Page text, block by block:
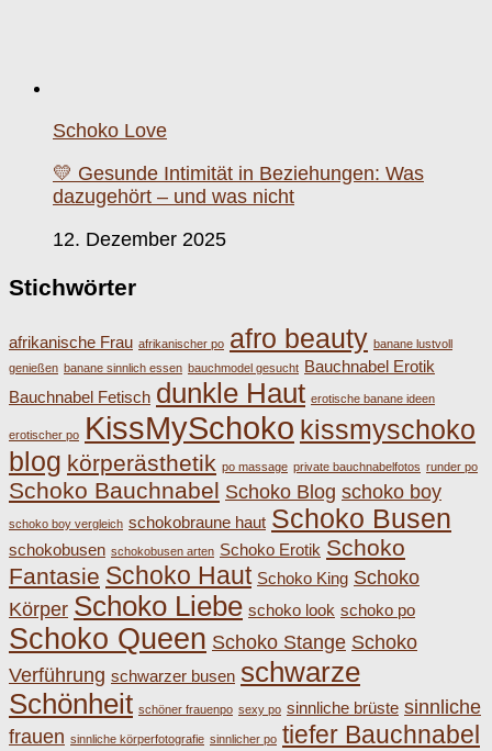
Schoko Love
💛 Gesunde Intimität in Beziehungen: Was
dazugehört – und was nicht
12. Dezember 2025
Stichwörter
afrikanische Frau afrikanischer po afro beauty banane lustvoll
genießen banane sinnlich essen bauchmodel gesucht Bauchnabel Erotik
Bauchnabel Fetisch dunkle Haut erotische banane ideen
erotischer po KissMySchoko kissmyschoko
blog körperästhetik po massage private bauchnabelfotos runder po
Schoko Bauchnabel Schoko Blog schoko boy
schoko boy vergleich schokobraune haut Schoko Busen
schokobusen schokobusen arten Schoko Erotik Schoko
Fantasie Schoko Haut Schoko King Schoko
Körper Schoko Liebe schoko look schoko po
Schoko Queen Schoko Stange Schoko
Verführung schwarzer busen schwarze
Schönheit schöner frauenpo sexy po sinnliche brüste sinnliche
frauen sinnliche körperfotografie sinnlicher po tiefer Bauchnabel